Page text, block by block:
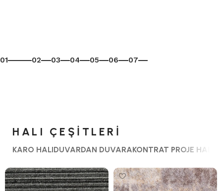
01 02 03 04 05 06 07
HALI ÇEŞITLERI
KARO HALIDUVARDAN DUVARAKONTRAT PROJE HALISI